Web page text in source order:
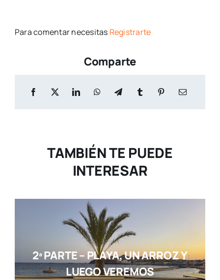
Para comentar necesitas Registrarte
Comparte
TAMBIÉN TE PUEDE
INTERESAR
2ª PARTE – PLAYA, UN ARROZ Y
LUEGO VEREMOS